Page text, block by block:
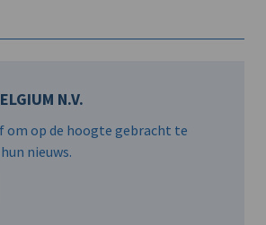
N.V.
om op de hoogte gebracht te
nieuws.